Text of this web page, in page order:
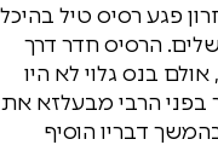
פגע רסיס טיל בהיכל
הרסיס חדר דרך
בנס גלוי לא היו
בפני הרבי מבעלזא את
דבריו הוסיף